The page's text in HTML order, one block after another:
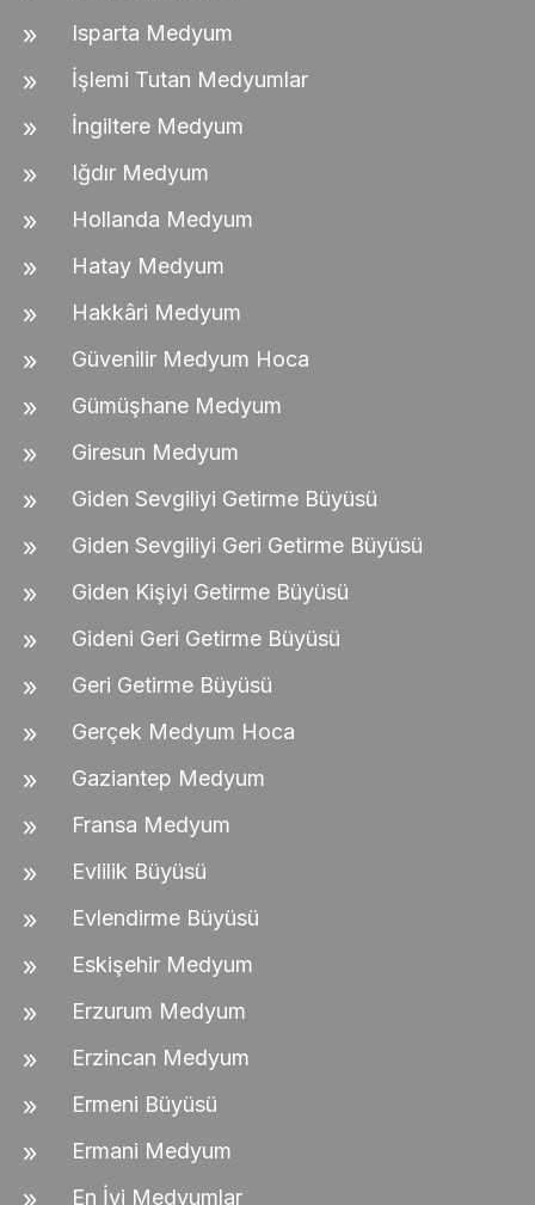
Isparta Medyum
İşlemi Tutan Medyumlar
İngiltere Medyum
Iğdır Medyum
Hollanda Medyum
Hatay Medyum
Hakkâri Medyum
Güvenilir Medyum Hoca
Gümüşhane Medyum
Giresun Medyum
Giden Sevgiliyi Getirme Büyüsü
Giden Sevgiliyi Geri Getirme Büyüsü
Giden Kişiyi Getirme Büyüsü
Gideni Geri Getirme Büyüsü
Geri Getirme Büyüsü
Gerçek Medyum Hoca
Gaziantep Medyum
Fransa Medyum
Evlilik Büyüsü
Evlendirme Büyüsü
Eskişehir Medyum
Erzurum Medyum
Erzincan Medyum
Ermeni Büyüsü
Ermani Medyum
En İyi Medyumlar